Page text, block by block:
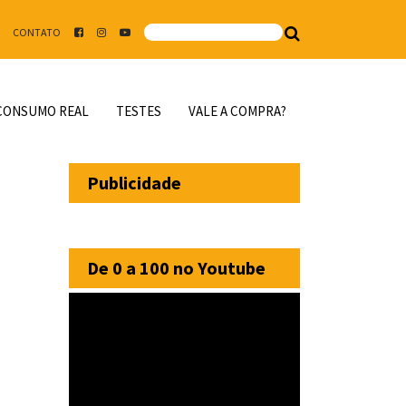
CONTATO
REAL TESTES VALE A COMPRA?
Publicidade
De 0 a 100 no Youtube